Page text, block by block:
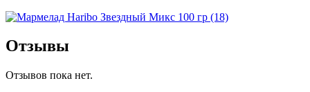
Отзывы
Отзывов пока нет.